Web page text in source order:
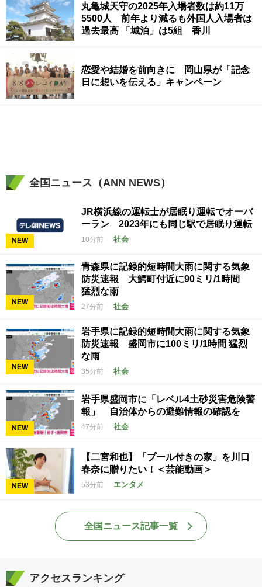
丸亀城天守の2025年入場者数は約11万
5500人 前年より減るも外国人入場者は
過去最高 「城泊」は5組 香川
恋愛や結婚を前向きに 岡山県が「記念
日に想いを伝える」キャンペーン
全国ニュース（ANN NEWS）
NEW
JR横浜線の運転士が居眠り運転でオーバ
ーラン 2023年にも同じ駅で居眠り運転
10分前 社会
NEW
青森県に記録的短時間大雨に関する気象
防災速報 大鰐町付近に90ミリ/1時間
猛烈な雨
27分前 社会
NEW
岩手県に記録的短時間大雨に関する気象
防災速報 盛岡市に100ミリ/1時間 猛烈
な雨
35分前 社会
NEW
岩手県盛岡市に「レベル4土砂災害危険警
報」 自治体からの避難情報の確認を
47分前 社会
NEW
【二宮和也】「プール付きの家」を川口
春奈に贈りたい！＜芸能動画＞
53分前 エンタメ
全国ニュース記事一覧
アクセスランキング